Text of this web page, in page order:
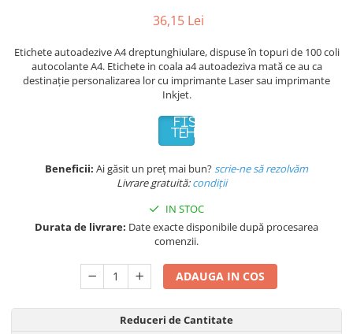
36,15 Lei
Etichete autoadezive A4 dreptunghiulare, dispuse în topuri de 100 coli
autocolante A4. Etichete in coala a4 autoadeziva mată ce au ca
destinație personalizarea lor cu imprimante Laser sau imprimante
Inkjet.
FISA
TEHNICA
Beneficii: Ai găsit un preț mai bun?scrie-ne să rezolvăm
Livrare gratuită:condiții
IN STOC
Durata de livrare: Date exacte disponibile după procesarea
comenzii.
ADAUGA IN COS
Reduceri de Cantitate